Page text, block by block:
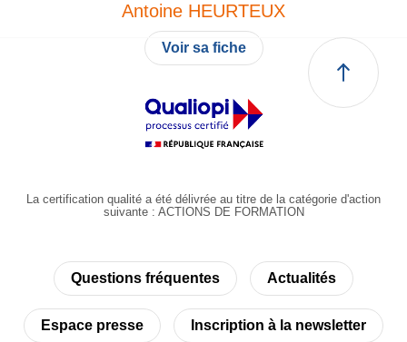
Antoine HEURTEUX
Voir sa fiche
La certification qualité a été délivrée au titre de la catégorie d'action
suivante : ACTIONS DE FORMATION
Questions fréquentes Actualités
Espace presse Inscription à la newsletter